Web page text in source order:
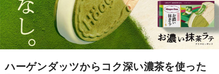
ハーゲンダッツからコク深い濃茶を使った